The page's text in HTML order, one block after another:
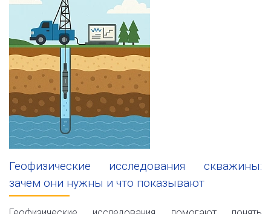
Геофизические исследования скважины:
зачем они нужны и что показывают